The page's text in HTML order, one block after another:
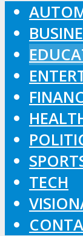
TECH